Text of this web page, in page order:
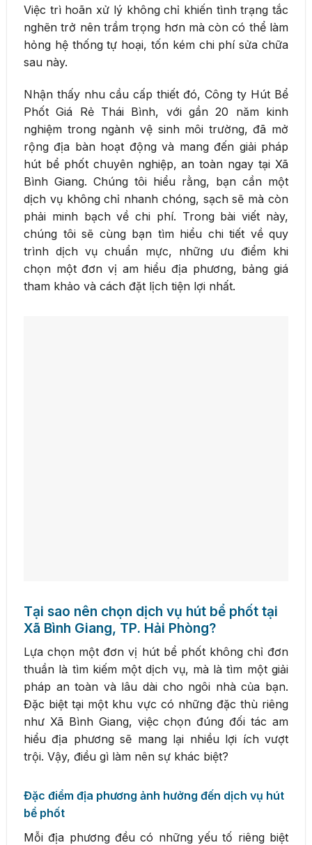
Việc trì hoãn xử lý không chỉ khiến tình trạng tắc
nghẽn trở nên trầm trọng hơn mà còn có thể làm
hỏng hệ thống tự hoại, tốn kém chi phí sửa chữa
sau này.
Nhận thấy nhu cầu cấp thiết đó, Công ty Hút Bể
Phốt Giá Rẻ Thái Bình, với gần 20 năm kinh
nghiệm trong ngành vệ sinh môi trường, đã mở
rộng địa bàn hoạt động và mang đến giải pháp
hút bể phốt chuyên nghiệp, an toàn ngay tại Xã
Bình Giang. Chúng tôi hiểu rằng, bạn cần một
dịch vụ không chỉ nhanh chóng, sạch sẽ mà còn
phải minh bạch về chi phí. Trong bài viết này,
chúng tôi sẽ cùng bạn tìm hiểu chi tiết về quy
trình dịch vụ chuẩn mực, những ưu điểm khi
chọn một đơn vị am hiểu địa phương, bảng giá
tham khảo và cách đặt lịch tiện lợi nhất.
Tại sao nên chọn dịch vụ hút bể phốt tại
Xã Bình Giang, TP. Hải Phòng?
Lựa chọn một đơn vị hút bể phốt không chỉ đơn
thuần là tìm kiếm một dịch vụ, mà là tìm một giải
pháp an toàn và lâu dài cho ngôi nhà của bạn.
Đặc biệt tại một khu vực có những đặc thù riêng
như Xã Bình Giang, việc chọn đúng đối tác am
hiểu địa phương sẽ mang lại nhiều lợi ích vượt
trội. Vậy, điều gì làm nên sự khác biệt?
Đặc điểm địa phương ảnh hưởng đến dịch vụ hút
bể phốt
Mỗi địa phương đều có những yếu tố riêng biệt